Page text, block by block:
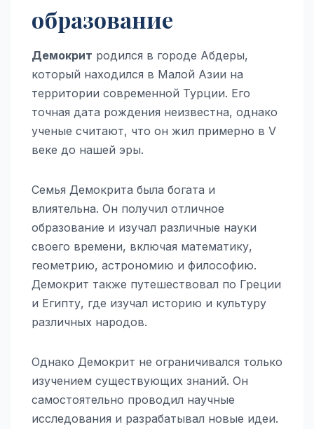
образование
Демокрит родился в городе Абдеры,
который находился в Малой Азии на
территории современной Турции. Его
точная дата рождения неизвестна, однако
ученые считают, что он жил примерно в V
веке до нашей эры.
Семья Демокрита была богата и
влиятельна. Он получил отличное
образование и изучал различные науки
своего времени, включая математику,
геометрию, астрономию и философию.
Демокрит также путешествовал по Греции
и Египту, где изучал историю и культуру
различных народов.
Однако Демокрит не ограничивался только
изучением существующих знаний. Он
самостоятельно проводил научные
исследования и разрабатывал новые идеи.